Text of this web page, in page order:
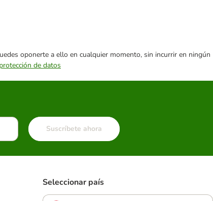
oponerte a ello en cualquier momento, sin incurrir en ningún
protección de datos
Suscríbete ahora
Seleccionar país